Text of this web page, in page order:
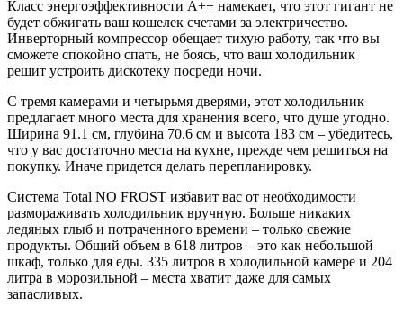
Класс энергоэффективности A++ намекает, что этот гигант не
будет обжигать ваш кошелек счетами за электричество.
Инверторный компрессор обещает тихую работу, так что вы
сможете спокойно спать, не боясь, что ваш холодильник
решит устроить дискотеку посреди ночи.
С тремя камерами и четырьмя дверями, этот холодильник
предлагает много места для хранения всего, что душе угодно.
Ширина 91.1 см, глубина 70.6 см и высота 183 см – убедитесь,
что у вас достаточно места на кухне, прежде чем решиться на
покупку. Иначе придется делать перепланировку.
Система Total NO FROST избавит вас от необходимости
размораживать холодильник вручную. Больше никаких
ледяных глыб и потраченного времени – только свежие
продукты. Общий объем в 618 литров – это как небольшой
шкаф, только для еды. 335 литров в холодильной камере и 204
литра в морозильной – места хватит даже для самых
запасливых.